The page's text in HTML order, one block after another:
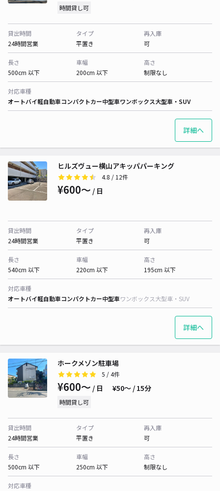
時間貸し可
貸出時間
24時間営業
タイプ
平置き
再入庫
可
長さ
500cm 以下
車幅
200cm 以下
高さ
制限なし
対応車種
オートバイ軽自動車コンパクトカー中型車ワンボックス大型車・SUV
詳細へ
ヒルズヴュー横山アキッパパーキング
4.8 / 12件
¥600〜 / 日
貸出時間
24時間営業
タイプ
平置き
再入庫
可
長さ
540cm 以下
車幅
220cm 以下
高さ
195cm 以下
対応車種
オートバイ軽自動車コンパクトカー中型車ワンボックス大型車・SUV
詳細へ
ホークメゾン駐車場
5 / 4件
¥600〜 / 日 ¥50〜 / 15分
時間貸し可
貸出時間
24時間営業
タイプ
平置き
再入庫
可
長さ
500cm 以下
車幅
250cm 以下
高さ
制限なし
対応車種